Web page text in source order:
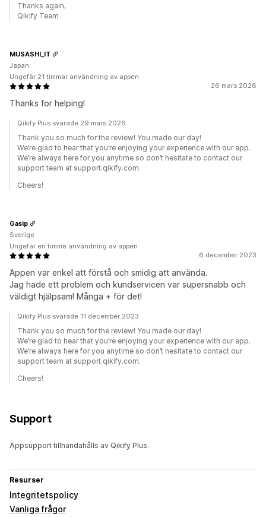
Thanks again,
Qikify Team
26 mars 2026
Thanks for helping!
MUSASHI_IT
Japan
Ungefär 21 timmar användning av appen
Qikify Plus svarade 29 mars 2026
Thank you so much for the review! You made our day!
We’re glad to hear that you’re enjoying your experience with our app.
We’re always here for you anytime so don’t hesitate to contact our
support team at support.qikify.com.
Cheers!
6 december 2023
Appen var enkel att förstå och smidig att använda.
Jag hade ett problem och kundservicen var supersnabb och
väldigt hjälpsam! Många + för det!
Gasip
Sverige
Ungefär en timme användning av appen
Qikify Plus svarade 11 december 2023
Thank you so much for the review! You made our day!
We’re glad to hear that you’re enjoying your experience with our app.
We’re always here for you anytime so don’t hesitate to contact our
support team at support.qikify.com.
Cheers!
Support
Appsupport tillhandahålls av Qikify Plus.
Resurser
Integritetspolicy
Vanliga frågor